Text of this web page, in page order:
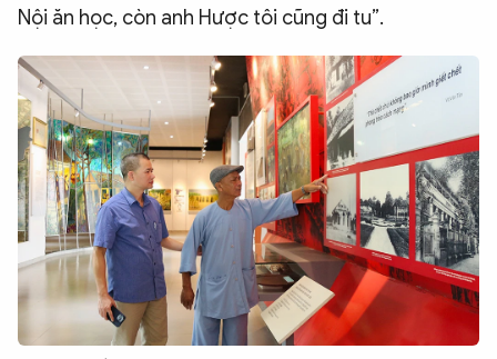
Nội ăn học, còn anh Hược tôi cũng đi tu”.